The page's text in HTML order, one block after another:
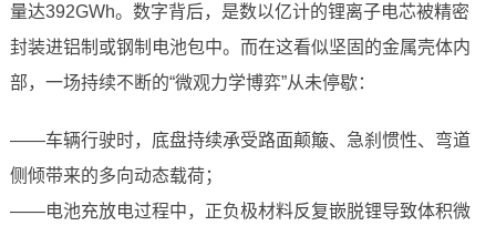
量达392GWh。数字背后，是数以亿计的锂离子电芯被精密
封装进铝制或钢制电池包中。而在这看似坚固的金属壳体内
部，一场持续不断的“微观力学博弈”从未停歇：
——车辆行驶时，底盘持续承受路面颠簸、急刹惯性、弯道
侧倾带来的多向动态载荷；
——电池充放电过程中，正负极材料反复嵌脱锂导致体积微